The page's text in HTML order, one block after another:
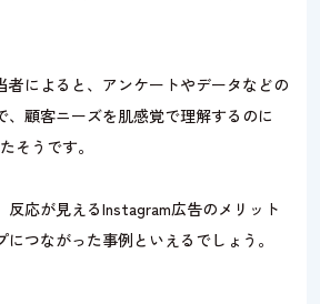
者によると、アンケートやデータなどの
、顧客ニーズを肌感覚で理解するのに
そうです。
反応が見えるInstagram広告のメリット
つながった事例といえるでしょう。